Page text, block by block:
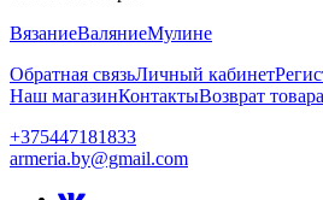
ВязаниеВаляниеМулине
Обратная связьЛичный кабинет
Наш магазинКонтактыВозврат товара
+375447181833
armeria.by@gmail.com